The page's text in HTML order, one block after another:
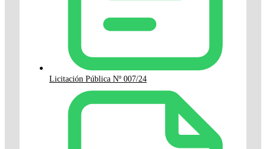
Licitación Pública Nº 007/24